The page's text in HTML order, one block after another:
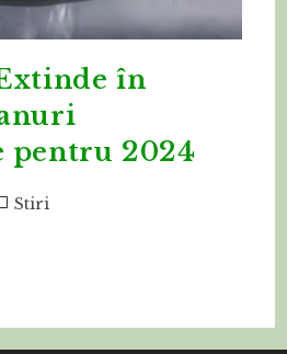
în
pentru 2024
Stiri